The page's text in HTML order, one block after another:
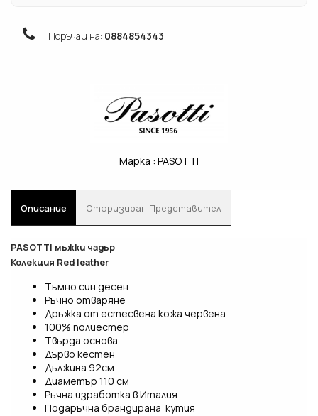
Поръчай на: 0884854343
Марка : PASOTTI
Описание Oторизиран Представител
PASOTTI мъжки чадър
Колекция Red leather
Тъмно син десен
Ръчно отваряне
Дръжка от естесвена кожа червена
100% полиестер
Твърда основа
Дърво кестен
Дължина 92см
Диаметър 110 см
Ръчна изработка в Италия
Подаръчна брандирана кутия